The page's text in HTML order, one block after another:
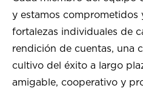
y estamos comprometidos
fortalezas individuales de
rendición de cuentas, una
cultivo del éxito a largo
amigable, cooperativo y